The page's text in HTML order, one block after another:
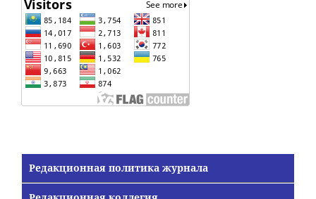
Редакционная политика журнала